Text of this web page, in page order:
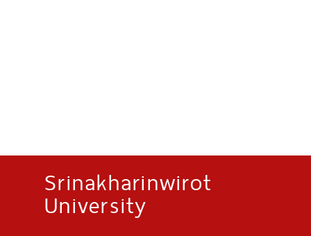
Srinakharinwirot
University